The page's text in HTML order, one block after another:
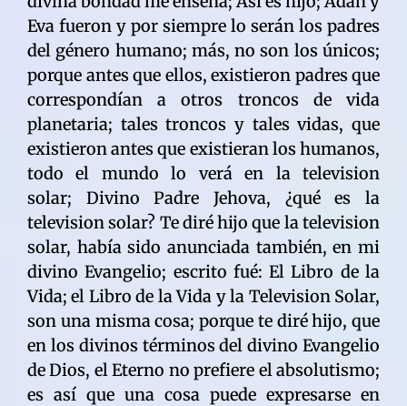
Eva fueron y por siempre lo serán los padres
del género humano; más, no son los únicos;
porque antes que ellos, existieron padres que
correspondían a otros troncos de vida
planetaria; tales troncos y tales vidas, que
existieron antes que existieran los humanos,
todo el mundo lo verá en la television
solar; Divino Padre Jehova, ¿qué es la
television solar? Te diré hijo que la television
solar, había sido anunciada también, en mi
divino Evangelio; escrito fué: El Libro de la
Vida; el Libro de la Vida y la Television Solar,
son una misma cosa; porque te diré hijo, que
en los divinos términos del divino Evangelio
de Dios, el Eterno no prefiere el absolutismo;
es así que una cosa puede expresarse en